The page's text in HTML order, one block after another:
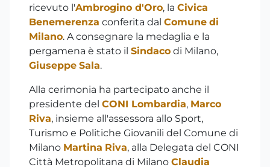
ricevuto l'Ambrogino d'Oro, la Civica
Benemerenza conferita dal Comune di
Milano. A consegnare la medaglia e la
pergamena è stato il Sindaco di Milano,
Giuseppe Sala.
Alla cerimonia ha partecipato anche il
presidente del CONI Lombardia, Marco
Riva, insieme all'assessora allo Sport,
Turismo e Politiche Giovanili del Comune di
Milano Martina Riva, alla Delegata del CONI
Città Metropolitana di Milano Claudia